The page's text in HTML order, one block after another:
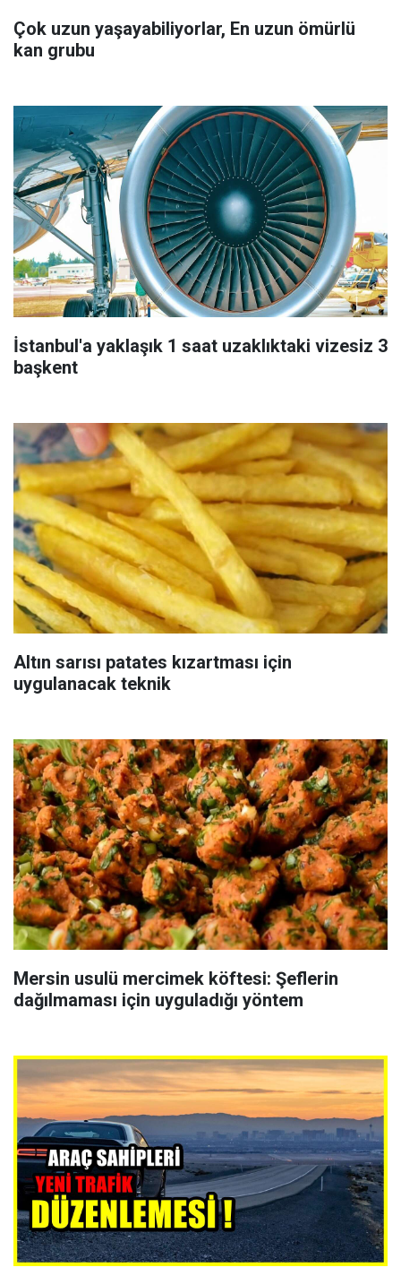
Çok uzun yaşayabiliyorlar, En uzun ömürlü
kan grubu
İstanbul'a yaklaşık 1 saat uzaklıktaki vizesiz 3
başkent
Altın sarısı patates kızartması için
uygulanacak teknik
Mersin usulü mercimek köftesi: Şeflerin
dağılmaması için uyguladığı yöntem